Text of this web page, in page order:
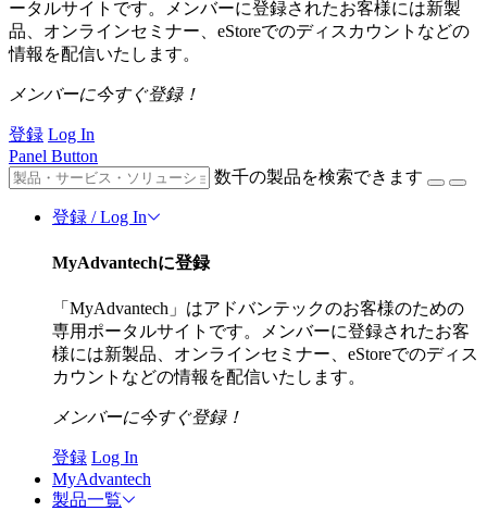
ータルサイトです。メンバーに登録されたお客様には新製
品、オンラインセミナー、eStoreでのディスカウントなどの
情報を配信いたします。
メンバーに今すぐ登録！
登録 Log In
Panel Button
数千の製品を検索できます
登録 / Log In
MyAdvantechに登録
「MyAdvantech」はアドバンテックのお客様のための
専用ポータルサイトです。メンバーに登録されたお客
様には新製品、オンラインセミナー、eStoreでのディス
カウントなどの情報を配信いたします。
メンバーに今すぐ登録！
登録 Log In
MyAdvantech
製品一覧